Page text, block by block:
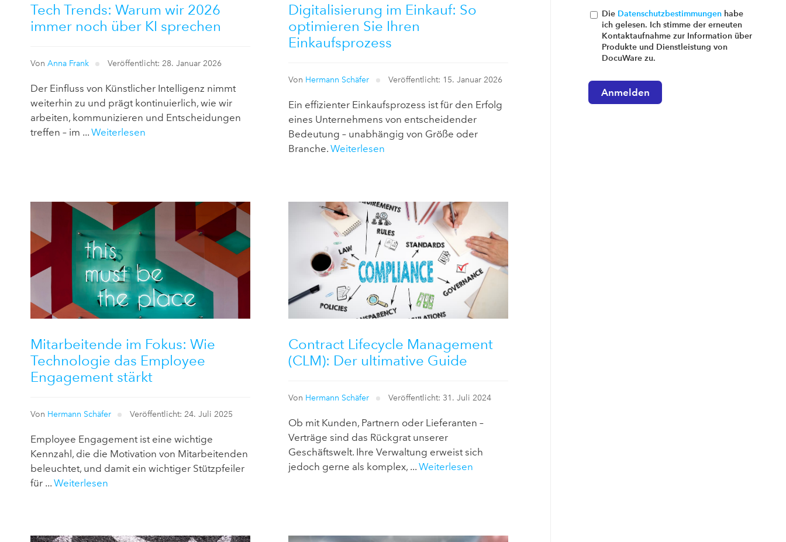
Tech Trends: Warum wir 2026
immer noch über KI sprechen
Von Anna Frank Veröffentlicht: 28. Januar 2026
Der Einfluss von Künstlicher Intelligenz nimmt
weiterhin zu und prägt kontinuierlich, wie wir
arbeiten, kommunizieren und Entscheidungen
treffen – im ... Weiterlesen
Digitalisierung im Einkauf: So
optimieren Sie Ihren
Einkaufsprozess
Von Hermann Schäfer Veröffentlicht: 15. Januar 2026
Ein effizienter Einkaufsprozess ist für den Erfolg
eines Unternehmens von entscheidender
Bedeutung – unabhängig von Größe oder
Branche.Weiterlesen
Mitarbeitende im Fokus: Wie
Technologie das Employee
Engagement stärkt
Von Hermann Schäfer Veröffentlicht: 24. Juli 2025
Employee Engagement ist eine wichtige
Kennzahl, die die Motivation von Mitarbeitenden
beleuchtet, und damit ein wichtiger Stützpfeiler
für ... Weiterlesen
Contract Lifecycle Management
(CLM): Der ultimative Guide
Von Hermann Schäfer Veröffentlicht: 31. Juli 2024
Ob mit Kunden, Partnern oder Lieferanten –
Verträge sind das Rückgrat unserer
Geschäftswelt. Ihre Verwaltung erweist sich
jedoch gerne als komplex, ...Weiterlesen
Die Datenschutzbestimmungenhabe
ich gelesen. Ich stimme der erneuten
Kontaktaufnahme zur Information über
Produkte und Dienstleistung von
DocuWare zu.